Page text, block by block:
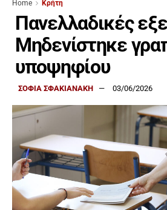
Home Κρήτη
Πανελλαδικές
Μηδενίστηκε
υποψηφίου
ΣΟΦΙΑ ΣΦΑΚΙΑΝΑΚΗ 03/06/2026